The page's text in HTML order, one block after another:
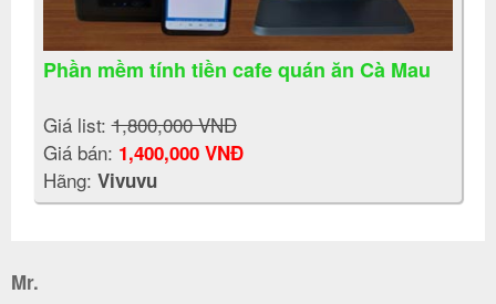
Phần mềm tính tiền cafe quán ăn Cà Mau
Giá list:1,800,000 VNĐ
Giá bán: 1,400,000 VNĐ
Hãng: Vivuvu
Mr.